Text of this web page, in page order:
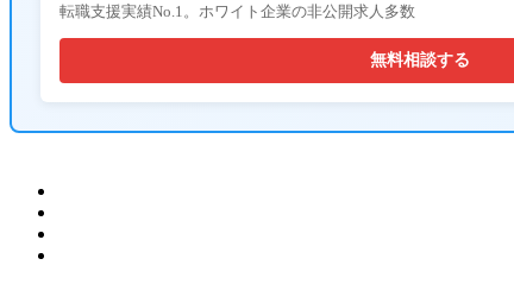
転職支援実績No.1。ホワイト企業の非公開求人多数
無料相談する